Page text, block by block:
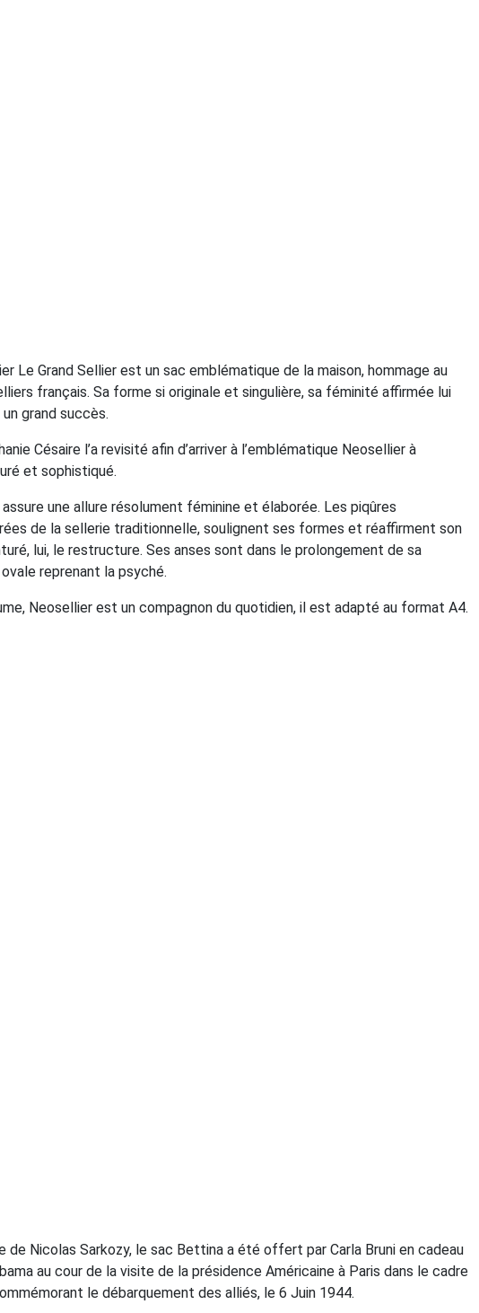
Le Grand Sellier est un sac emblématique de la maison, hommage au
français. Sa forme si originale et singulière, sa féminité affirmée lui
grand succès.
Césaire l’a revisité afin d’arriver à l’emblématique Neosellier à
et sophistiqué.
assure une allure résolument féminine et élaborée. Les piqûres
de la sellerie traditionnelle, soulignent ses formes et réaffirment son
lui, le restructure. Ses anses sont dans le prolongement de sa
reprenant la psyché.
Neosellier est un compagnon du quotidien, il est adapté au format A4.
de Nicolas Sarkozy, le sac Bettina a été offert par Carla Bruni en cadeau
au cour de la visite de la présidence Américaine à Paris dans le cadre
le débarquement des alliés, le 6 Juin 1944.